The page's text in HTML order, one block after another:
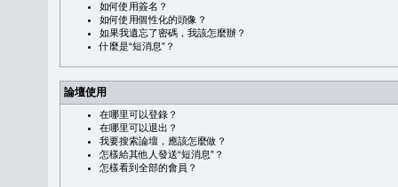
如何使用簽名？
如何使用個性化的頭像？
如果我遺忘了密碼，我該怎麼辦？
什麼是“短消息”？
論壇使用
在哪里可以登錄？
在哪里可以退出？
我要搜索論壇，應該怎麼做？
怎樣給其他人發送“短消息”？
怎樣看到全部的會員？